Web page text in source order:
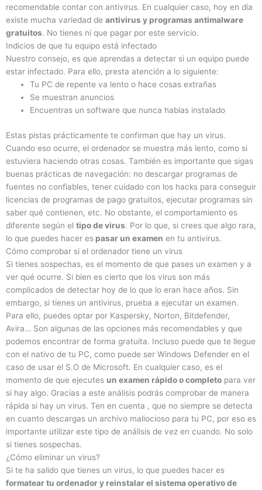
recomendable contar con antivirus. En cualquier caso, hoy en día
existe mucha variedad de antivirus y programas antimalware
gratuitos. No tienes ni que pagar por este servicio.
Indicios de que tu equipo está infectado
Nuestro consejo, es que aprendas a detectar si un equipo puede
estar infectado. Para ello, presta atención a lo siguiente:
Tu PC de repente va lento o hace cosas extrañas
Se muestran anuncios
Encuentras un software que nunca habías instalado
Estas pistas prácticamente te confirman que hay un virus.
Cuando eso ocurre, el ordenador se muestra más lento, como si
estuviera haciendo otras cosas. También es importante que sigas
buenas prácticas de navegación: no descargar programas de
fuentes no confiables, tener cuidado con los hacks para conseguir
licencias de programas de pago gratuitos, ejecutar programas sin
saber qué contienen, etc. No obstante, el comportamiento es
diferente según el tipo de virus. Por lo que, si crees que algo rara,
lo que puedes hacer es pasar un examen en tu antivirus.
Cómo comprobar si el ordenador tiene un virus
Si tienes sospechas, es el momento de que pases un examen y a
ver qué ocurre. Si bien es cierto que los virus son más
complicados de detectar hoy de lo que lo eran hace años. Sin
embargo, si tienes un antivirus, prueba a ejecutar un examen.
Para ello, puedes optar por Kaspersky, Norton, Bitdefender,
Avira… Son algunas de las opciones más recomendables y que
podemos encontrar de forma gratuita. Incluso puede que te llegue
con el nativo de tu PC, como puede ser Windows Defender en el
caso de usar el S.O de Microsoft. En cualquier caso, es el
momento de que ejecutes un examen rápido o completo para ver
si hay algo. Gracias a este análisis podrás comprobar de manera
rápida si hay un virus. Ten en cuenta , que no siempre se detecta
en cuanto descargas un archivo maliocioso para tu PC, por eso es
importante utilizar este tipo de análisis de vez en cuando. No solo
si tienes sospechas.
¿Cómo eliminar un virus?
Si te ha salido que tienes un virus, lo que puedes hacer es
formatear tu ordenador y reinstalar el sistema operativo de